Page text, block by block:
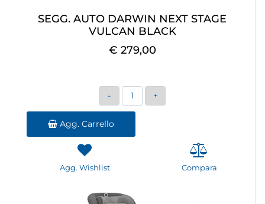
SEGG. AUTO DARWIN NEXT STAGE
VULCAN BLACK
€ 279,00
Quantità
Agg. Carrello
Agg. Wishlist Compara